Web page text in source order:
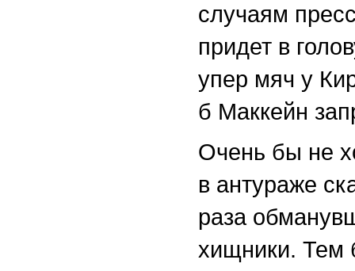
случаям
придет в
упер мяч у
б Маккейн
Очень бы не
в антураже
раза
хищники. Тем